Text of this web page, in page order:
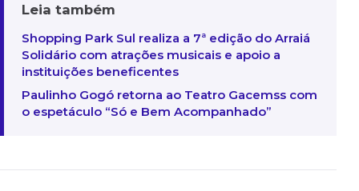
Leia também
Shopping Park Sul realiza a 7ª edição do Arraiá
Solidário com atrações musicais e apoio a
instituições beneficentes
Paulinho Gogó retorna ao Teatro Gacemss com
o espetáculo “Só e Bem Acompanhado”